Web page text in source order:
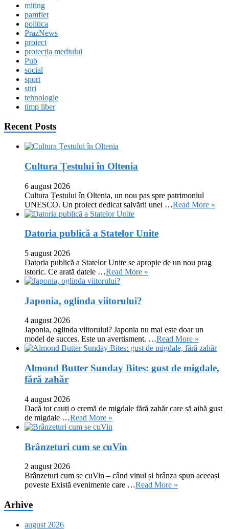
miting
pamflet
politica
PrazNews
proiect
protecția mediului
Pub
social
sport
stiri
tehnologie
timp liber
Recent Posts
Cultura Țestului în Oltenia
6 august 2026
Cultura Țestului în Oltenia, un nou pas spre patrimoniul
UNESCO. Un proiect dedicat salvării unei …Read More »
Datoria publică a Statelor Unite
5 august 2026
Datoria publică a Statelor Unite se apropie de un nou prag
istoric. Ce arată datele …Read More »
Japonia, oglinda viitorului?
4 august 2026
Japonia, oglinda viitorului? Japonia nu mai este doar un
model de succes. Este un avertisment. …Read More »
Almond Butter Sunday Bites: gust de migdale,
fără zahăr
4 august 2026
Dacă tot cauți o cremă de migdale fără zahăr care să aibă gust
de migdale …Read More »
Brânzeturi cum se cuVin
2 august 2026
Brânzeturi cum se cuVin – când vinul și brânza spun aceeași
poveste Există evenimente care …Read More »
Arhive
august 2026